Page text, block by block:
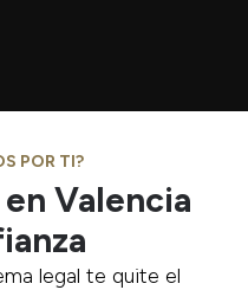
POR TI?
Valencia
legal te quite el